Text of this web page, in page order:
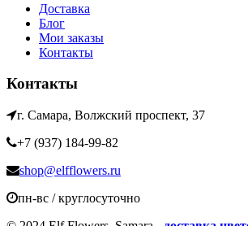
Доставка
Блог
Мои заказы
Контакты
Контакты
г. Самара, Волжский проспект, 37
+7 (937) 184-99-82
shop@elfflowers.ru
пн-вс / круглосуточно